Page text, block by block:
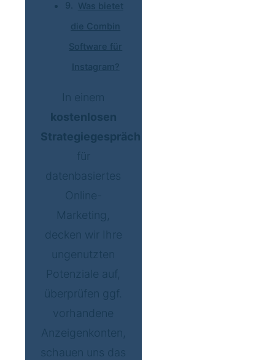
Was bietet
die Combin
Software für
Instagram?
In einem
kostenlosen
Strategiegespräch
für
datenbasiertes
Online-
Marketing,
decken wir Ihre
ungenutzten
Potenziale auf,
überprüfen ggf.
vorhandene
Anzeigenkonten,
schauen uns das